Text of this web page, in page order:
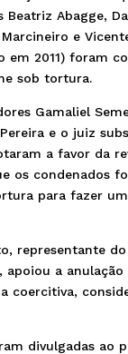
Beatriz Abagge,
Marcineiro e
em 2011) foram
sob tortura.
Gamaliel
e o juiz
a favor da
os condenados
para fazer
representante
apoiou a anulação
coercitiva,
divulgadas ao